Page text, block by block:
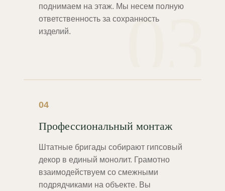
03
поднимаем на этаж. Мы несем полную
ответственность за сохранность
изделий.
04
Профессиональный монтаж
Штатные бригады собирают гипсовый
декор в единый монолит. Грамотно
взаимодействуем со смежными
подрядчиками на объекте. Вы